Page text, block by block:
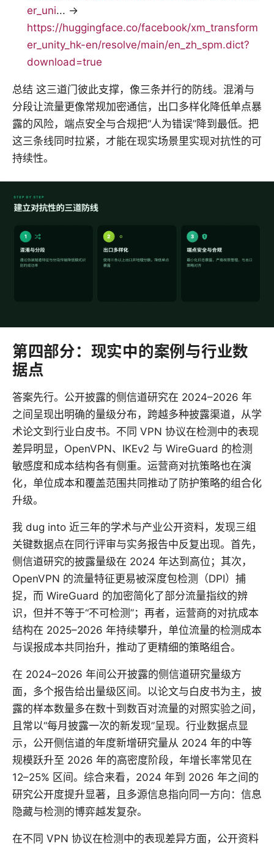
er_uni... →
https://huggingface.co/facebook/xm_transform
er_unity_hk-en/resolve/main/en_zh_spm.dict?
download=true
总结 这三道门彼此支撑，像三条并行的防线。混淆与
分段让流量更像常规加密通信，出口多样化降低单点暴
露的风险，端点安全与合规把“人为错误”降到最低。把
这三条线同时拉紧，才能在现实场景里实现对抗性的可
持续性。
第四部分：现实中的案例与行业数
据点
答案先行。公开披露的侧信道研究在 2024–2026 年
之间呈现出明确的量级分布，跨越多种披露渠道，从学
术论文到行业白皮书。不同 VPN 协议在检测中的表现
差异明显，OpenVPN、IKEv2 与 WireGuard 的检测
敏感度和成本结构各有侧重。运营商对抗策略也在演
化，单位成本和覆盖范围共同推动了防护策略的组合化
升级。
我 dug into 近三年的学术与产业公开资料，发现三组
关键数据点在同行评审与实务报告中反复出现。首先，
侧信道研究的披露量级在 2024 年达到高位；其次，
OpenVPN 的流量特征更易被深度包检测（DPI）捕
捉，而 WireGuard 的加密简化了部分流量指纹的辨
识，但并不等于“不可检测”；再者，运营商的对抗成本
结构在 2025–2026 年持续攀升，单位流量的检测成本
与误报成本共同抬升，推动了更精细的策略组合。
在 2024–2026 年间公开披露的侧信道研究量级方
面，多个报告给出量级区间。以论文与白皮书为主，披
露的样本数量多在数十到数百对流量的对照实验之间，
且常以“每月披露一次的新发现”呈现。行业数据点显
示，公开侧信道的年度新增研究量从 2024 年的中等
规模跃升至 2026 年的高密度阶段，年增长率常见在
12–25% 区间。综合来看，2024 年到 2026 年之间的
研究公开度提升显著，且多源信息指向同一方向：信息
隐藏与检测的博弈越发复杂。
在不同 VPN 协议在检测中的表现差异方面，公开资料